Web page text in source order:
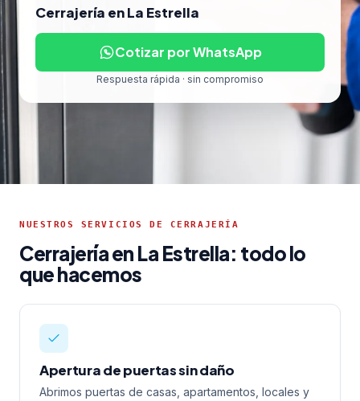
Cerrajería en La Estrella
Cotizar por WhatsApp
Respuesta rápida · sin compromiso
NUESTROS SERVICIOS DE CERRAJERÍA
Cerrajería en La Estrella: todo lo
que hacemos
Apertura de puertas sin daño
Abrimos puertas de casas, apartamentos, locales y